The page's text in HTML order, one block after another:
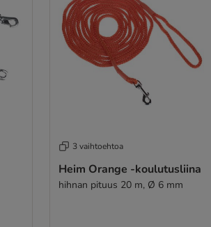
3 vaihtoehtoa
Heim Orange -koulutusliina
hihnan pituus 20 m, Ø 6 mm